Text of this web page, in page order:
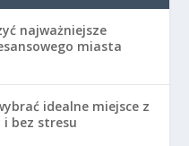
najważniejsze
miasta
idealne miejsce z
bez stresu